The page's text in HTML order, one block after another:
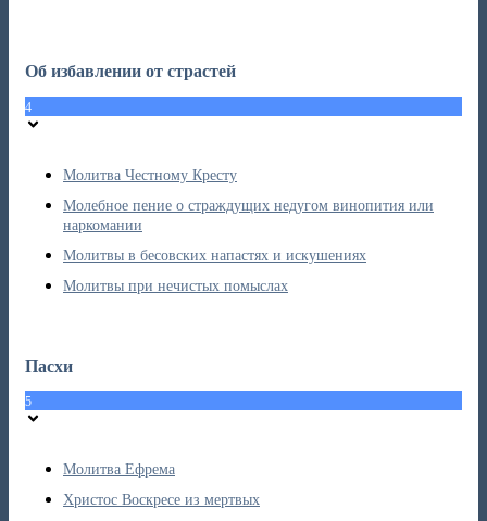
Об избавлении от страстей
4
Молитва Честному Кресту
Молебное пение о страждущих недугом винопития или
наркомании
Молитвы в бесовских напастях и искушениях
Молитвы при нечистых помыслах
Пасхи
5
Молитва Ефрема
Христос Воскресе из мертвых